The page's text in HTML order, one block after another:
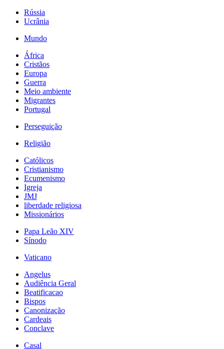
Rússia
Ucrânia
Mundo
África
Cristãos
Europa
Guerra
Meio ambiente
Migrantes
Portugal
Perseguição
Religião
Católicos
Cristianismo
Ecumenismo
Igreja
JMJ
liberdade religiosa
Missionários
Papa Leão XIV
Sínodo
Vaticano
Angelus
Audiência Geral
Beatificacao
Bispos
Canonização
Cardeais
Conclave
Casal